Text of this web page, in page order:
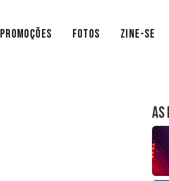
PROMOÇÕES FOTOS ZINE-SE
AS